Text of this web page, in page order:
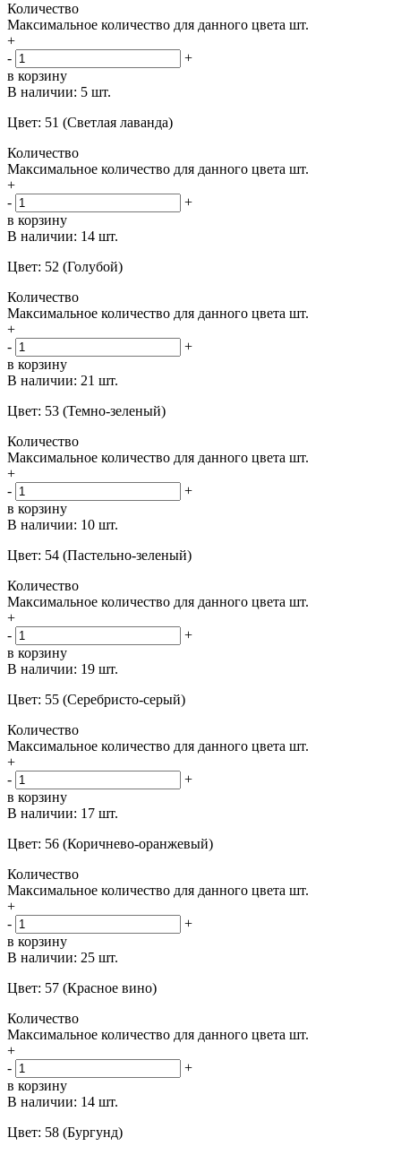
Количество
Максимальное количество для данного цвета шт.
+
-
+
в корзину
В наличии: 5 шт.
Цвет: 51 (Светлая лаванда)
Количество
Максимальное количество для данного цвета шт.
+
-
+
в корзину
В наличии: 14 шт.
Цвет: 52 (Голубой)
Количество
Максимальное количество для данного цвета шт.
+
-
+
в корзину
В наличии: 21 шт.
Цвет: 53 (Темно-зеленый)
Количество
Максимальное количество для данного цвета шт.
+
-
+
в корзину
В наличии: 10 шт.
Цвет: 54 (Пастельно-зеленый)
Количество
Максимальное количество для данного цвета шт.
+
-
+
в корзину
В наличии: 19 шт.
Цвет: 55 (Серебристо-серый)
Количество
Максимальное количество для данного цвета шт.
+
-
+
в корзину
В наличии: 17 шт.
Цвет: 56 (Коричнево-оранжевый)
Количество
Максимальное количество для данного цвета шт.
+
-
+
в корзину
В наличии: 25 шт.
Цвет: 57 (Красное вино)
Количество
Максимальное количество для данного цвета шт.
+
-
+
в корзину
В наличии: 14 шт.
Цвет: 58 (Бургунд)